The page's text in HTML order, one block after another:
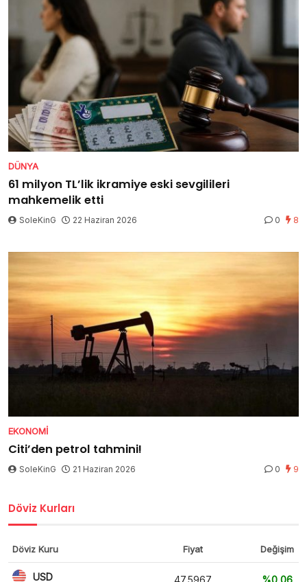
DÜNYA
61 milyon TL’lik ikramiye eski sevgilileri
mahkemelik etti
SoleKinG 22 Haziran 2026 0 8
EKONOMI
Citi’den petrol tahmini!
SoleKinG 21 Haziran 2026 0 9
Döviz Kurları
Döviz Kuru Fiyat Değişim
USD 47,5967 %0,06